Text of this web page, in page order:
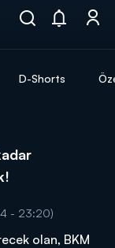
D-Shorts
- 23:20)
olan, BKM